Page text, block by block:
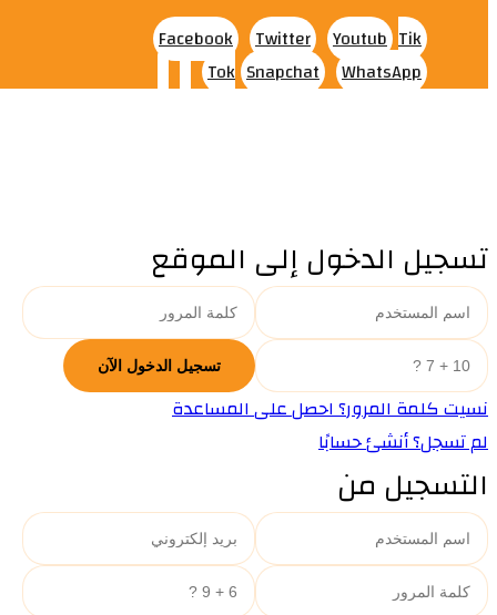
Facebook Twitter Youtub Tik
Tok Snapchat WhatsApp
تسجيل الدخول إلى الموقع
نسيت كلمة المرور؟ احصل على المساعدة
لم تسجل؟ أنشئ حسابًا
التسجيل من